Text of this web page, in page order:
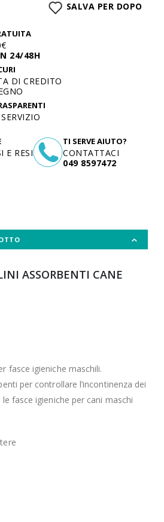
SALVA PER DOPO
24/48H
TI SERVE AIUTO?
CONTATTACI
049 8597472
DI CREDITO
E RESI
ASSORBENTI CANE
fasce igieniche maschili.
per controllare l’incontinenza dei
fasce igieniche per cani maschi